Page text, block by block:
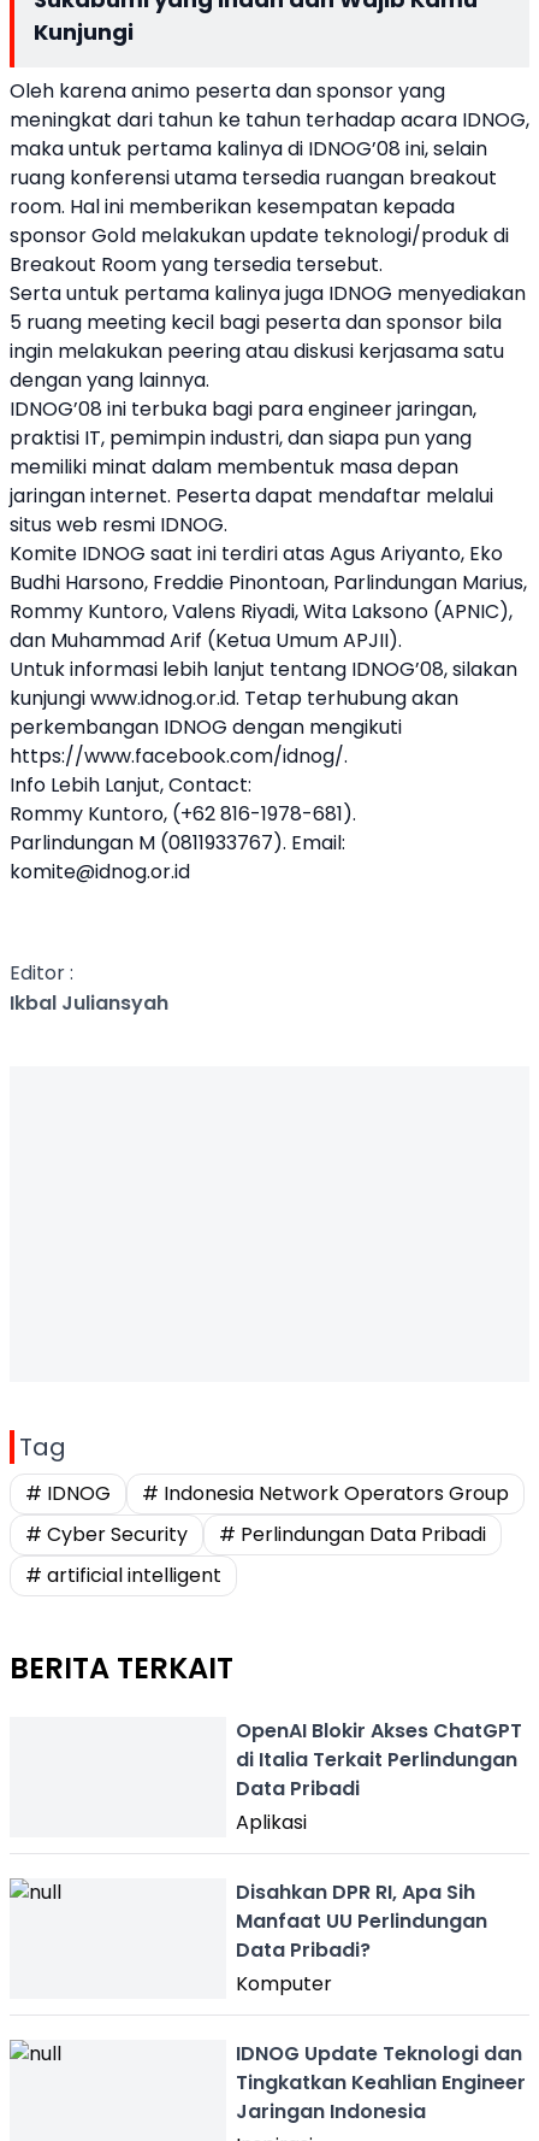
Kunjungi
Oleh karena animo peserta dan sponsor yang
meningkat dari tahun ke tahun terhadap acara IDNOG,
maka untuk pertama kalinya di IDNOG’08 ini, selain
ruang konferensi utama tersedia ruangan breakout
room. Hal ini memberikan kesempatan kepada
sponsor Gold melakukan update teknologi/produk di
Breakout Room yang tersedia tersebut.
Serta untuk pertama kalinya juga IDNOG menyediakan
5 ruang meeting kecil bagi peserta dan sponsor bila
ingin melakukan peering atau diskusi kerjasama satu
dengan yang lainnya.
IDNOG’08 ini terbuka bagi para engineer jaringan,
praktisi IT, pemimpin industri, dan siapa pun yang
memiliki minat dalam membentuk masa depan
jaringan internet. Peserta dapat mendaftar melalui
situs web resmi IDNOG.
Komite IDNOG saat ini terdiri atas Agus Ariyanto, Eko
Budhi Harsono, Freddie Pinontoan, Parlindungan Marius,
Rommy Kuntoro, Valens Riyadi, Wita Laksono (APNIC),
dan Muhammad Arif (Ketua Umum APJII).
Untuk informasi lebih lanjut tentang IDNOG’08, silakan
kunjungi www.idnog.or.id. Tetap terhubung akan
perkembangan IDNOG dengan mengikuti
https://www.facebook.com/idnog/.
Info Lebih Lanjut, Contact:
Rommy Kuntoro, (+62 816-1978-681).
Parlindungan M (0811933767). Email:
komite@idnog.or.id
Editor :
Ikbal Juliansyah
Tag
# IDNOG
# Indonesia Network Operators Group
# Cyber Security
# Perlindungan Data Pribadi
# artificial intelligent
BERITA TERKAIT
OpenAI Blokir Akses ChatGPT
di Italia Terkait Perlindungan
Data Pribadi
Aplikasi
Disahkan DPR RI, Apa Sih
Manfaat UU Perlindungan
Data Pribadi?
Komputer
IDNOG Update Teknologi dan
Tingkatkan Keahlian Engineer
Jaringan Indonesia